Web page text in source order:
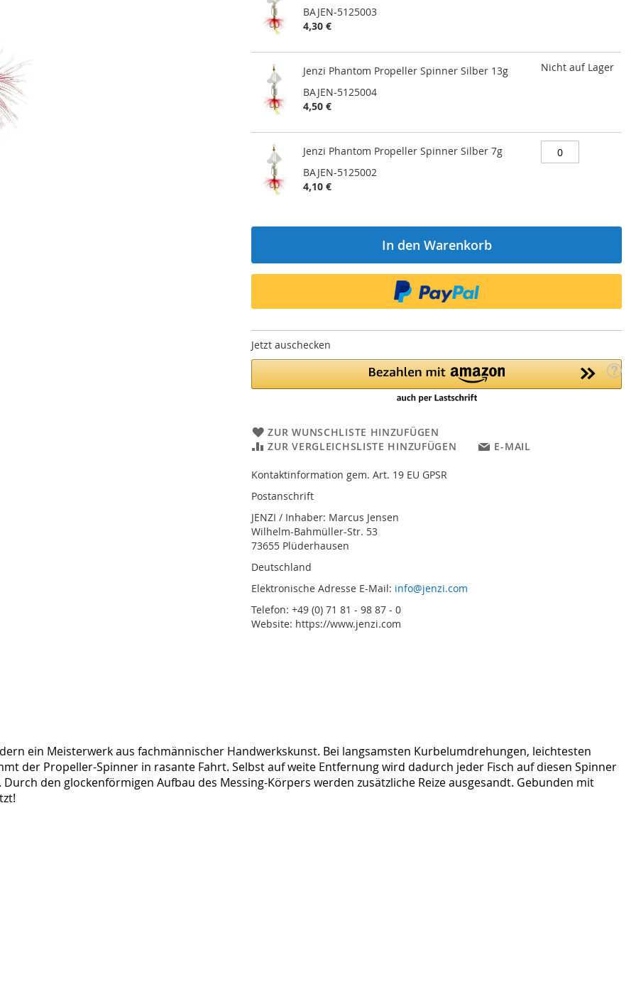
Artikel
BAJEN-5125003
4,30 €
Jenzi Phantom Propeller Spinner Silber 13g
BAJEN-5125004
4,50 €
Nicht auf Lager
Jenzi Phantom Propeller Spinner Silber 7g
BAJEN-5125002
4,10 €
In den Warenkorb
Jetzt auschecken
ZUR WUNSCHLISTE HINZUFÜGEN
ZUR VERGLEICHSLISTE HINZUFÜGEN
E-MAIL
Kontaktinformation gem. Art. 19 EU GPSR
Postanschrift
JENZI / Inhaber: Marcus Jensen
Wilhelm-Bahmüller-Str. 53
73655 Plüderhausen
Deutschland
Elektronische Adresse E-Mail: info@jenzi.com
Telefon: +49 (0) 71 81 - 98 87 - 0
Website: https://www.jenzi.com
ein Meisterwerk aus fachmännischer Handwerkskunst. Bei langsamsten Kurbelumdrehungen, leichtesten
der Propeller-Spinner in rasante Fahrt. Selbst auf weite Entfernung wird dadurch jeder Fisch auf diesen Spinner
den glockenförmigen Aufbau des Messing-Körpers werden zusätzliche Reize ausgesandt. Gebunden mit